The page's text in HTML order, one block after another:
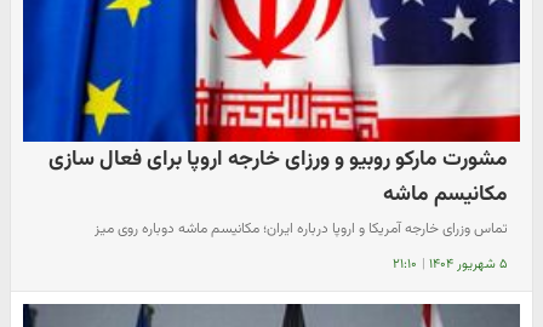
مشورت مارکو روبیو و ورزای خارجه اروپا برای فعال سازی
مکانیسم ماشه
تماس وزرای خارجه آمریکا و اروپا درباره ایران؛ مکانیسم ماشه دوباره روی میز
۵ شهریور ۱۴۰۴ | ۲۱:۱۰